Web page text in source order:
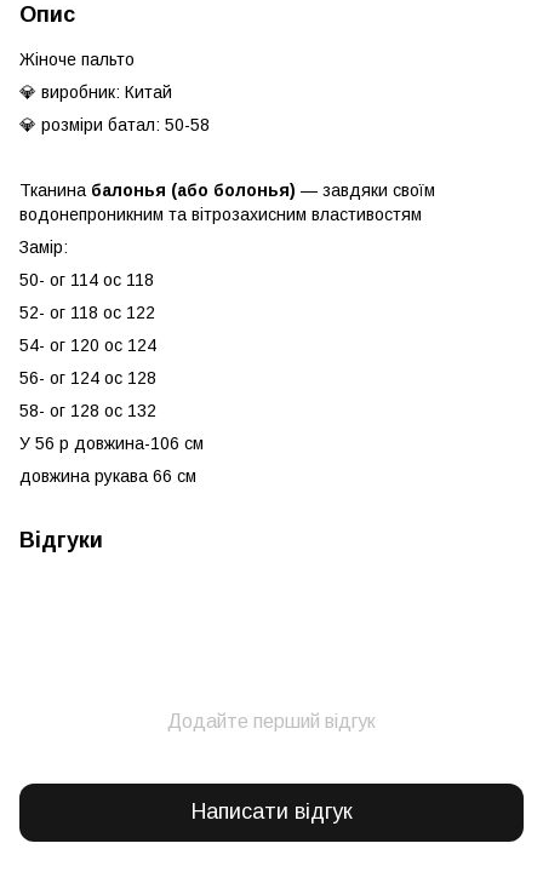
Опис
Жіноче пальто
💎 виробник: Китай
💎 розміри батал: 50-58
Тканина балонья (або болонья) — завдяки своїм
водонепроникним та вітрозахисним властивостям
Замір:
50- ог 114 ос 118
52- ог 118 ос 122
54- ог 120 ос 124
56- ог 124 ос 128
58- ог 128 ос 132
У 56 р довжина-106 см
довжина рукава 66 см
Відгуки
Додайте перший відгук
Написати відгук